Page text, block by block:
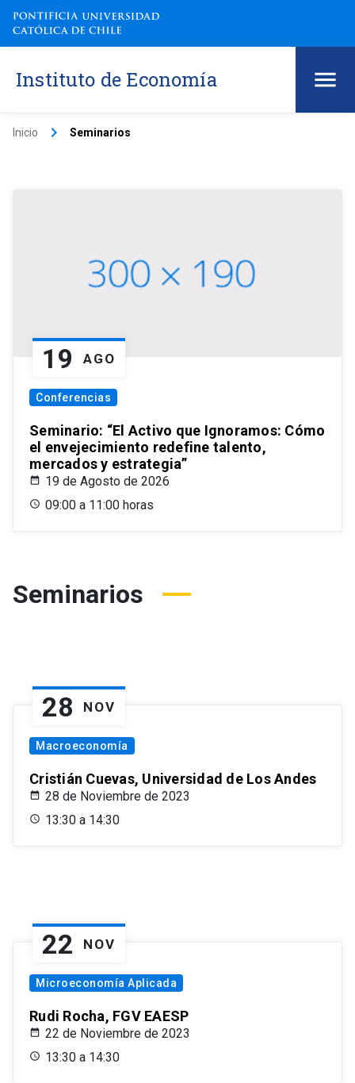
Instituto de Economía
Inicio keyboard_arrow_right Seminarios
19 AGO
Conferencias
Seminario: “El Activo que Ignoramos: Cómo
el envejecimiento redefine talento,
mercados y estrategia”
19 de Agosto de 2026
09:00 a 11:00 horas
Seminarios
28 NOV
Macroeconomía
Cristián Cuevas, Universidad de Los Andes
28 de Noviembre de 2023
13:30 a 14:30
22 NOV
Microeconomía Aplicada
Rudi Rocha, FGV EAESP
22 de Noviembre de 2023
13:30 a 14:30